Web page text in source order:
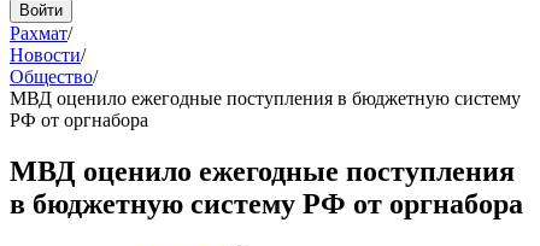
Войти
Рахмат/
Новости/
Общество/
МВД оценило ежегодные поступления в бюджетную систему
РФ от оргнабора
МВД оценило ежегодные поступления
в бюджетную систему РФ от оргнабора